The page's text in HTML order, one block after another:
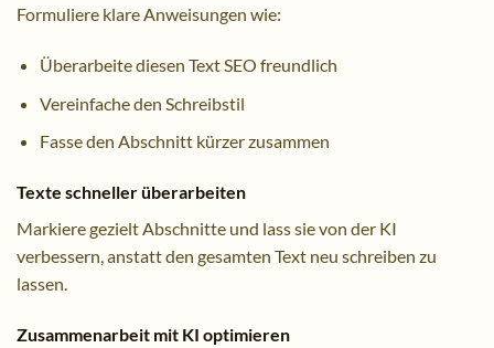
Formuliere klare Anweisungen wie:
Überarbeite diesen Text SEO freundlich
Vereinfache den Schreibstil
Fasse den Abschnitt kürzer zusammen
Texte schneller überarbeiten
Markiere gezielt Abschnitte und lass sie von der KI
verbessern, anstatt den gesamten Text neu schreiben zu
lassen.
Zusammenarbeit mit KI optimieren